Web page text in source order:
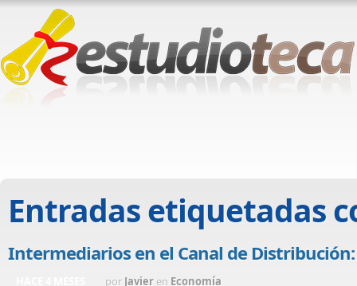
Entradas etiquetadas
Intermediarios en el Canal de
por Javier en Economía